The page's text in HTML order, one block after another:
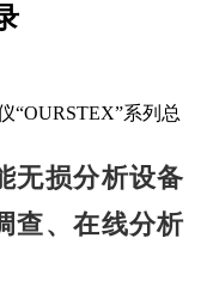
“OURSTEX”系列总
无损分析设备
查、在线分析